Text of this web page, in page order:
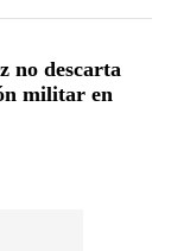
no descarta
militar en